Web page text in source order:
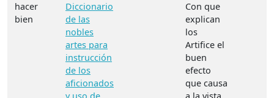
hacer
bien
Diccionario
de las
nobles
artes para
instrucción
de los
aficionados
Con que
explican
los
Artifice el
buen
efecto
que causa